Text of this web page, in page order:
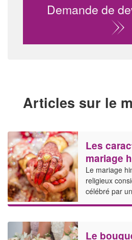
Demande de
Articles sur le
Les
mariage
Le mariage
religieux
célébré par
Le